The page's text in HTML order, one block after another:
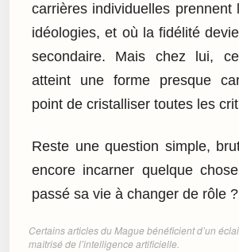
carrières individuelles prennent
idéologies, et où la fidélité
secondaire. Mais chez lui,
atteint une forme presque
point de cristalliser toutes les
Reste une question simple,
encore incarner quelque
passé sa vie à changer de rôle ?
Certains articles du Mague bénéficient d’un
maîtrisé de l’intelligence artificielle.